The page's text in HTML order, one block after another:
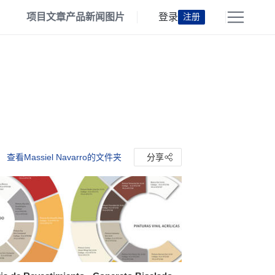
项目文章产品新闻 图片 登录 注册
查看Massiel Navarro的文件夹 分享